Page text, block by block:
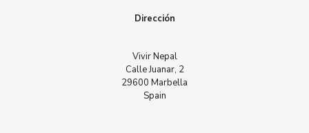
Dirección
Vivir Nepal
Calle Juanar, 2
29600 Marbella
Spain